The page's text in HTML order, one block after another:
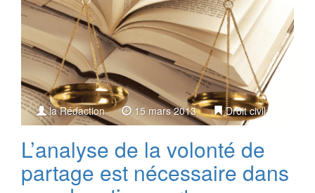
la Rédaction 15 mars 2013 Droit civil
L’analyse de la volonté de
partage est nécessaire dans